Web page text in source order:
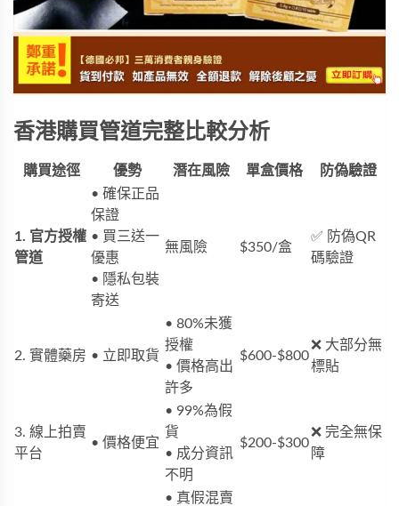
香港購買管道完整比較分析
購買途徑 優勢 潛在風險 單盒價格 防偽驗證
1. 官方授權
管道
• 確保正品
保證
• 買三送一
優惠
• 隱私包裝
寄送
無風險 $350/盒
✅ 防偽QR
碼驗證
2. 實體藥房 • 立即取貨
• 80%未獲
授權
• 價格高出
許多
$600-$800
❌ 大部分無
標貼
3. 線上拍賣
平台
• 價格便宜
• 99%為假
貨
• 成分資訊
不明
$200-$300
❌ 完全無保
障
• 真假混賣